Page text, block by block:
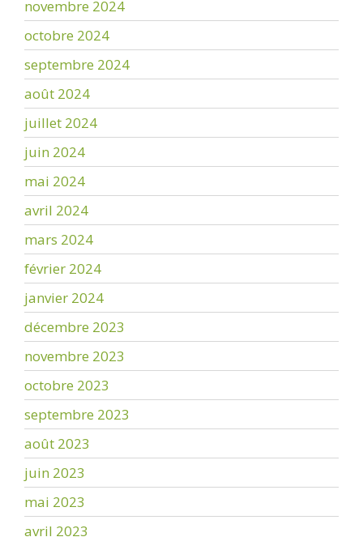
novembre 2024
octobre 2024
septembre 2024
août 2024
juillet 2024
juin 2024
mai 2024
avril 2024
mars 2024
février 2024
janvier 2024
décembre 2023
novembre 2023
octobre 2023
septembre 2023
août 2023
juin 2023
mai 2023
avril 2023